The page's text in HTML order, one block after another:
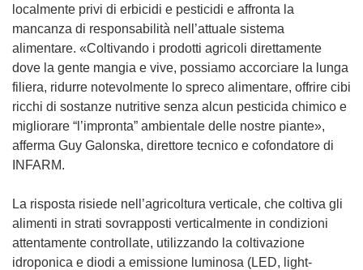
a
p
r
e
i
n
u
n
u
o
v
a
localmente privi di erbicidi e pesticidi e affronta la
mancanza di responsabilità nell’attuale sistema
alimentare. «Coltivando i prodotti agricoli direttamente
dove la gente mangia e vive, possiamo accorciare la lunga
filiera, ridurre notevolmente lo spreco alimentare, offrire cibi
ricchi di sostanze nutritive senza alcun pesticida chimico e
migliorare “l’impronta” ambientale delle nostre piante»,
afferma Guy Galonska, direttore tecnico e cofondatore di
INFARM.
La risposta risiede nell’agricoltura verticale, che coltiva gli
alimenti in strati sovrapposti verticalmente in condizioni
attentamente controllate, utilizzando la coltivazione
idroponica e diodi a emissione luminosa (LED, light-